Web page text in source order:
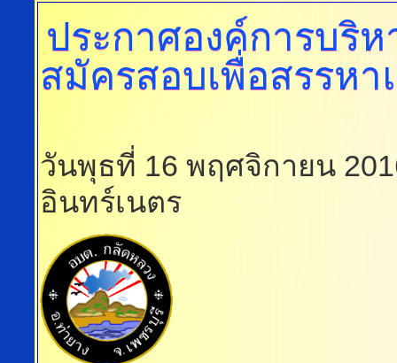
ประกาศองค์การบริ
สมัครสอบเพื่อสรรห
วันพุธที่ 16 พฤศจิกายน
อินทร์เนตร